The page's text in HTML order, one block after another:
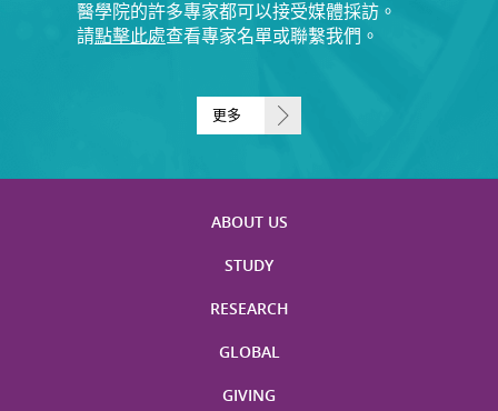
醫學院的許多專家都可以接受媒體採訪。
請點擊此處查看專家名單或聯繫我們。
更多
ABOUT US
STUDY
RESEARCH
GLOBAL
GIVING